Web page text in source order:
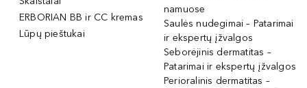
ERBORIAN BB ir CC kremas
Lūpų pieštukai
namuose
Saulės nudegimai – Patarimai
ir ekspertų įžvalgos
Seborėjinis dermatitas –
Patarimai ir ekspertų įžvalgos
Perioralinis dermatitas –